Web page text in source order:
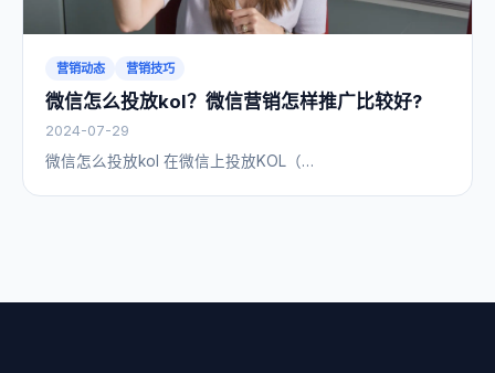
营销动态 营销技巧
微信怎么投放kol？微信营销怎样推广比较好?
2024-07-29
微信怎么投放kol 在微信上投放KOL（…